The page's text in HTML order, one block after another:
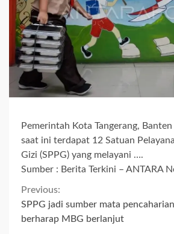
Pemerintah Kota Tangerang,
saat ini terdapat 12 Satuan
Gizi (SPPG) yang melayani ….
Sumber : Berita Terkini – ANTARA
Continue
Reading
Previous:
SPPG jadi sumber mata
berharap MBG berlanjut